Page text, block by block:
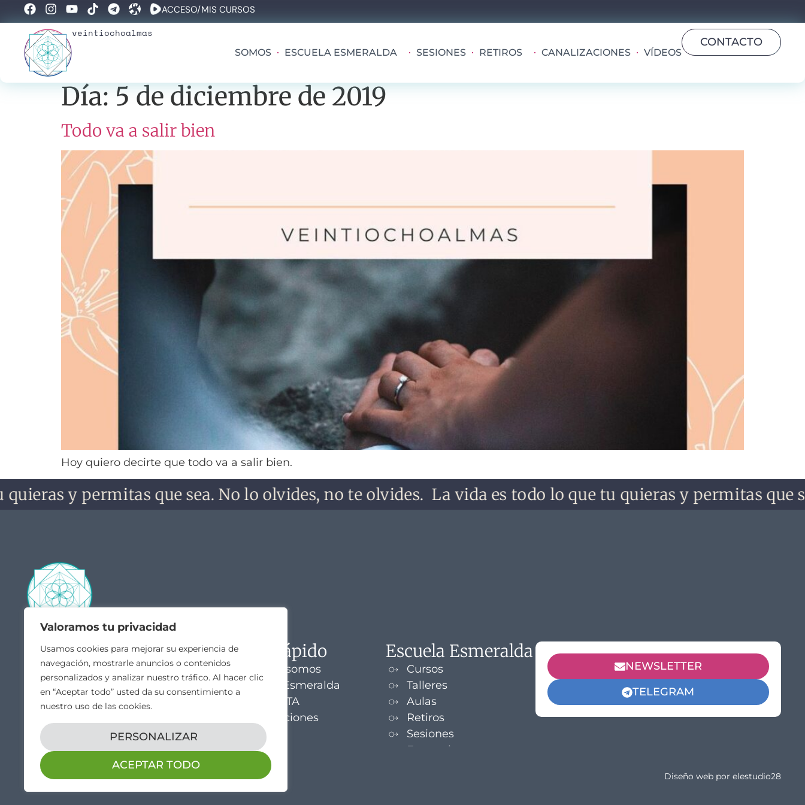
Valoramos tu privacidad
Usamos cookies para mejorar su experiencia de
navegación, mostrarle anuncios o contenidos
personalizados y analizar nuestro tráfico. Al hacer clic
en “Aceptar todo” usted da su consentimiento a
nuestro uso de las cookies.
PERSONALIZAR
ACEPTAR TODO
ACCESO/MIS CURSOS
veintiochoalmas
SOMOS ESCUELA ESMERALDA SESIONES RETIROS CANALIZACIONES VÍDEOS
CONTACTO
Día:5 de diciembre de 2019
Todo va a salir bien
Hoy quiero decirte que todo va a salir bien.
y permitas que sea. No lo olvides, no te olvides.La vida es todo lo que tu quieras y permitas que
Contacto
hola@veintiochoalmas.com
Apdo. de Correos 28 Orduña,
Bizkaia
Acceso rápido
Quiénes somos
Escuela Esmeralda
MI CUENTA
Canalizaciones
Vídeos
Escuela Esmeralda
Cursos
Talleres
Aulas
Retiros
Sesiones
Formaciones
NEWSLETTER
TELEGRAM
Aviso legalPropiedad intelectualPolítica de cookies Diseño web por elestudio28​